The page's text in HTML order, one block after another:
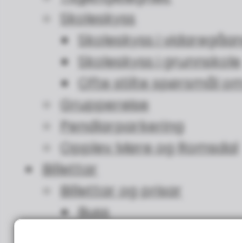
Skoleskyss
Skoleskyss i
Skoleskyss i grunnskole
Ofte stilte spørsmål
Gruppereise
Pendlarparkering
Opplev Møre og Romsdal
Billettar
Billettar og prisar
Buss